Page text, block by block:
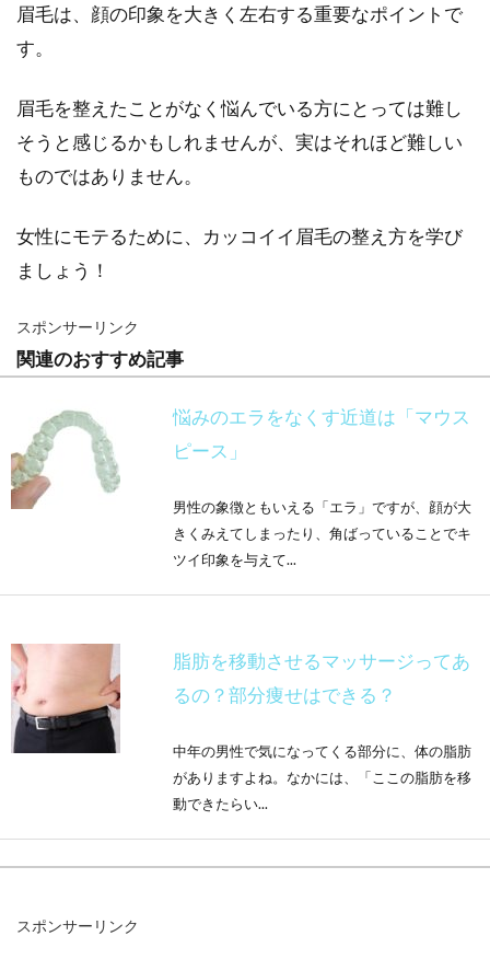
眉毛は、顔の印象を大きく左右する重要なポイントで
す。
眉毛を整えたことがなく悩んでいる方にとっては難し
そうと感じるかもしれませんが、実はそれほど難しい
ものではありません。
女性にモテるために、カッコイイ眉毛の整え方を学び
ましょう！
スポンサーリンク
関連のおすすめ記事
悩みのエラをなくす近道は「マウス
ピース」
男性の象徴ともいえる「エラ」ですが、顔が大
きくみえてしまったり、角ばっていることでキ
ツイ印象を与えて...
脂肪を移動させるマッサージってあ
るの？部分痩せはできる？
中年の男性で気になってくる部分に、体の脂肪
がありますよね。なかには、「ここの脂肪を移
動できたらい...
スポンサーリンク